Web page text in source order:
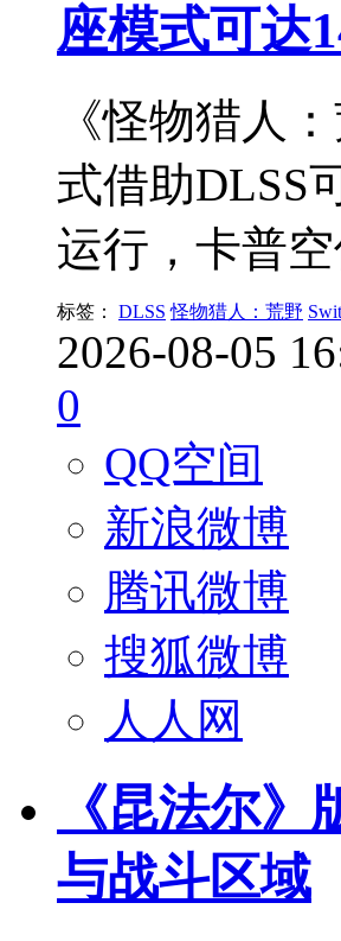
座模式可达
《怪物猎人
式借助DLSS
运行，卡普
标签： DLSS 怪物猎人：荒野
2026-08-05
0
QQ空间
新浪微博
腾讯微博
搜狐微博
人人网
《昆法尔
与战斗区域